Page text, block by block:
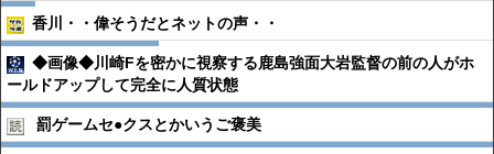
香川・・偉そうだとネットの声・・
◆画像◆川崎Fを密かに視察する鹿島強面大岩監督の前の人がホ
ールドアップして完全に人質状態
罰ゲームセ●︎クスとかいうご褒美